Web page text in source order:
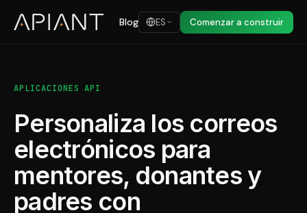
Blog ES Comenzar a construir
APLICACIONES API
Personaliza los correos
electrónicos para
mentores, donantes y
padres con